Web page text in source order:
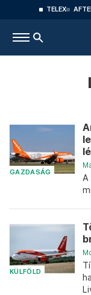
TELEX
GAZDASÁG
A
KÜLFÖLD